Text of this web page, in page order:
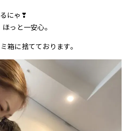
にゃ❣
っと一安心。
箱に捨てております。